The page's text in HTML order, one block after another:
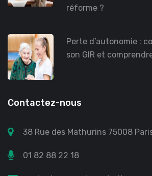
réforme ?
Perte d’autonomie :
son GIR et
Contactez-nous
38 Rue des Mathurins 75008
01 82 88 22 18